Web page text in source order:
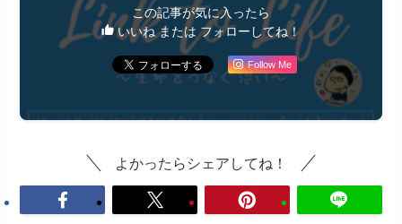
この記事が気に入ったら
いいね または フォローしてね！
Follow Me
よかったらシェアしてね！